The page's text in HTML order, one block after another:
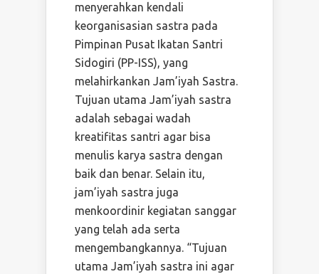
menyerahkan kendali
keorganisasian sastra pada
Pimpinan Pusat Ikatan Santri
Sidogiri (PP-ISS), yang
melahirkankan Jam’iyah Sastra.
Tujuan utama Jam’iyah sastra
adalah sebagai wadah
kreatifitas santri agar bisa
menulis karya sastra dengan
baik dan benar. Selain itu,
jam’iyah sastra juga
menkoordinir kegiatan sanggar
yang telah ada serta
mengembangkannya. “Tujuan
utama Jam’iyah sastra ini agar